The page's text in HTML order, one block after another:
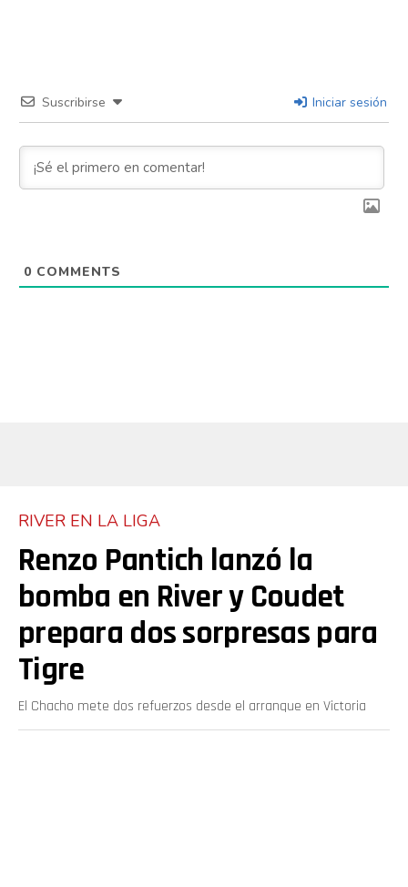
Suscribirse Iniciar sesión
0 COMMENTS
RIVER EN LA LIGA
Renzo Pantich lanzó la
bomba en River y Coudet
prepara dos sorpresas para
Tigre
El Chacho mete dos refuerzos desde el arranque en Victoria